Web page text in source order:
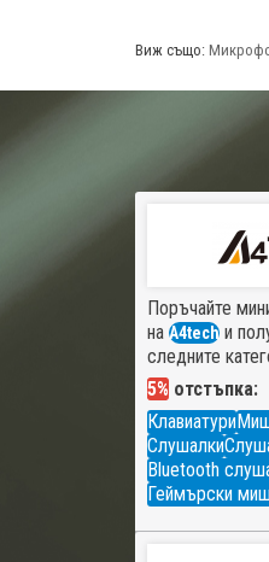
Виж също:
Поръчайте
на A4tech и
следните
5% отстъпка:
Клавиатури
Слушалки
Bluetooth
Геймърски